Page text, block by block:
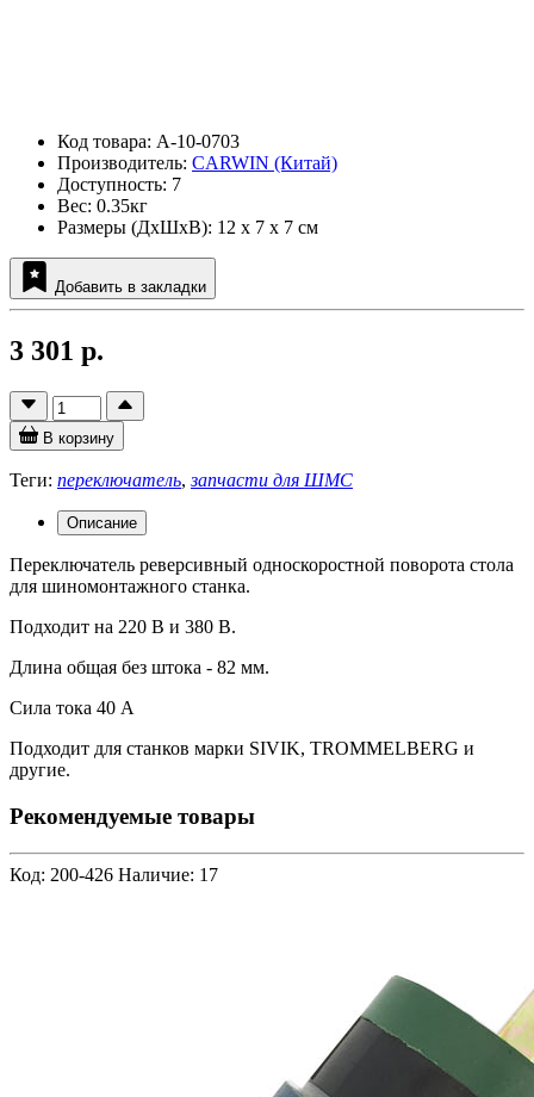
Код товара: A-10-0703
Производитель: CARWIN (Китай)
Доступность: 7
Вес: 0.35кг
Размеры (ДxШxВ): 12 x 7 x 7 см
Добавить в закладки
3 301 р.
В корзину
Теги: переключатель,запчасти для ШМС
Описание
Переключатель реверсивный односкоростной поворота стола
для шиномонтажного станка.
Подходит на 220 В и 380 В.
Длина общая без штока - 82 мм.
Сила тока 40 A
Подходит для станков марки SIVIK, TROMMELBERG и
другие.
Рекомендуемые товары
Код: 200-426 Наличие: 17